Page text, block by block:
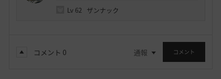
Lv 62 ザンナック
コメント 0 通報 コメント